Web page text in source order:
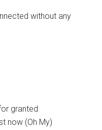
without any
granted
now (Oh My)